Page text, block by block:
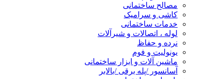
مصالح ساختمانی
کاشی و سرامیک
خدمات ساختمانی
لوله ، اتصالات و شیرآلات
نرده و حفاظ
یونولیت و فوم
ماشین آلات و ابزار ساختمانی
آسانسور /پله برقی /بالابر